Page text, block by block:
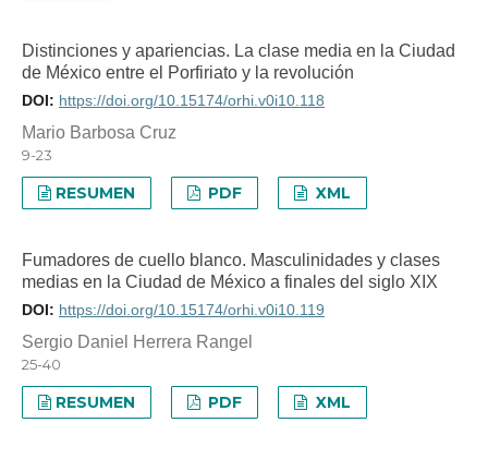
Distinciones y apariencias. La clase media en la Ciudad
de México entre el Porfiriato y la revolución
DOI: https://doi.org/10.15174/orhi.v0i10.118
Mario Barbosa Cruz
9-23
RESUMEN PDF XML
Fumadores de cuello blanco. Masculinidades y clases
medias en la Ciudad de México a finales del siglo XIX
DOI: https://doi.org/10.15174/orhi.v0i10.119
Sergio Daniel Herrera Rangel
25-40
RESUMEN PDF XML